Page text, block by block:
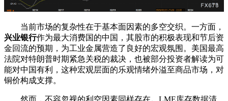
当前市场的复杂性在于基本面因素的多空交织。一方面，
兴业银行作为最大消费国的中国，其股市的积极表现和节后资
金回流的预期，为工业金属营造了良好的宏观氛围。美国最高
法院对特朗普时期紧急关税的裁决，也被部分投资者解读为可
能对中国有利，这种宏观层面的乐观情绪外溢至商品市场，对
铜价构成支撑。